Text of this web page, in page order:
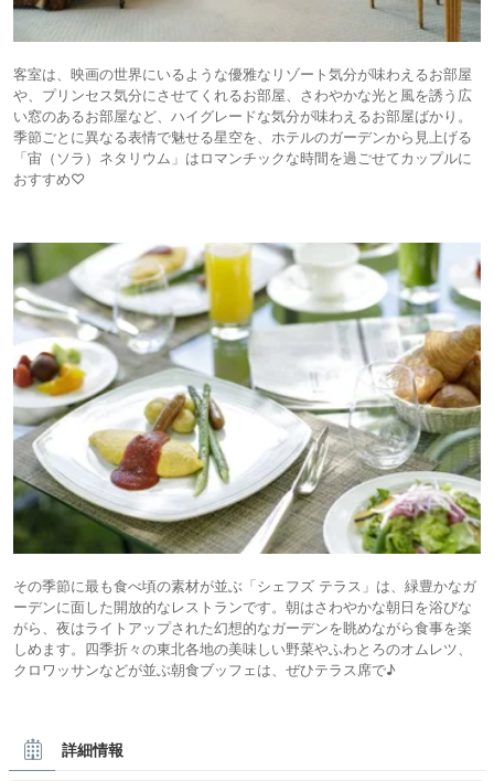
客室は、映画の世界にいるような優雅なリゾート気分が味わえるお部屋
や、プリンセス気分にさせてくれるお部屋、さわやかな光と風を誘う広
い窓のあるお部屋など、ハイグレードな気分が味わえるお部屋ばかり。
季節ごとに異なる表情で魅せる星空を、ホテルのガーデンから見上げる
「宙（ソラ）ネタリウム」はロマンチックな時間を過ごせてカップルに
おすすめ♡
その季節に最も食べ頃の素材が並ぶ「シェフズ テラス」は、緑豊かなガ
ーデンに面した開放的なレストランです。朝はさわやかな朝日を浴びな
がら、夜はライトアップされた幻想的なガーデンを眺めながら食事を楽
しめます。四季折々の東北各地の美味しい野菜やふわとろのオムレツ、
クロワッサンなどが並ぶ朝食ブッフェは、ぜひテラス席で♪
詳細情報